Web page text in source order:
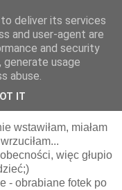
wstawiłam, miałam
więc głupio
- obrabiane fotek po
deliver its services
and user-agent are
and security
usage
abuse.
IT